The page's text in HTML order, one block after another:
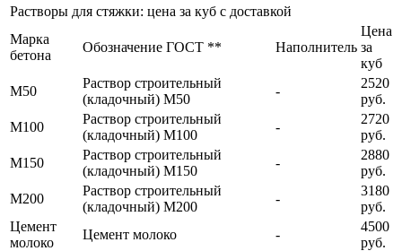
Растворы для стяжки: цена за куб с доставкой
Марка
бетона
Обозначение ГОСТ ** Наполнитель
Цена
за
куб
М50
Раствор строительный
(кладочный) М50
-
2520
руб.
М100
Раствор строительный
(кладочный) М100
-
2720
руб.
М150
Раствор строительный
(кладочный) М150
-
2880
руб.
М200
Раствор строительный
(кладочный) М200
-
3180
руб.
Цемент
молоко
Цемент молоко -
4500
руб.